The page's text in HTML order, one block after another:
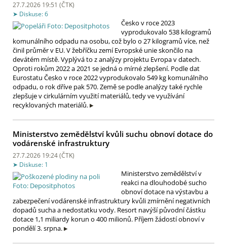
27.7.2026 19:51 (ČTK)
Diskuse: 6
Česko v roce 2023
vyprodukovalo 538 kilogramů
komunálního odpadu na osobu, což bylo o 27 kilogramů více, než
činil průměr v EU. V žebříčku zemí Evropské unie skončilo na
devátém místě. Vyplývá to z analýzy projektu Evropa v datech.
Oproti rokům 2022 a 2021 se jedná o mírné zlepšení. Podle dat
Eurostatu Česko v roce 2022 vyprodukovalo 549 kg komunálního
odpadu, o rok dříve pak 570. Země se podle analýzy také rychle
zlepšuje v cirkulárním využití materiálů, tedy ve využívání
recyklovaných materiálů.
Ministerstvo zemědělství kvůli suchu obnoví dotace do
vodárenské infrastruktury
27.7.2026 19:24 (ČTK)
Diskuse: 1
Ministerstvo zemědělství v
reakci na dlouhodobé sucho
obnoví dotace na výstavbu a
zabezpečení vodárenské infrastruktury kvůli zmírnění negativních
dopadů sucha a nedostatku vody. Resort navýší původní částku
dotace 1,1 miliardy korun o 400 milionů. Příjem žádostí obnoví v
pondělí 3. srpna.